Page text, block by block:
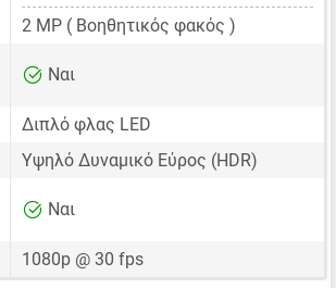
2 MP ( Βοηθητικός φακός )
Ναι
Διπλό φλας LED
Υψηλό Δυναμικό Εύρος (HDR)
Ναι
1080p @ 30 fps